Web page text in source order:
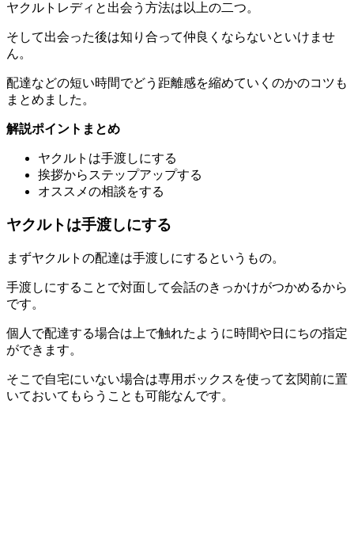
ヤクルトレディと出会う方法は以上の二つ。
そして出会った後は知り合って仲良くならないといけませ
ん。
配達などの短い時間でどう距離感を縮めていくのかのコツも
まとめました。
解説ポイントまとめ
ヤクルトは手渡しにする
挨拶からステップアップする
オススメの相談をする
ヤクルトは手渡しにする
まずヤクルトの配達は手渡しにする というもの。
手渡しにすることで対面して会話のきっかけがつかめるから
です。
個人で配達する場合は上で触れたように時間や日にちの指定
ができます。
そこで自宅にいない場合は専用ボックスを使って玄関前に置
いておいてもらうことも可能なんです。